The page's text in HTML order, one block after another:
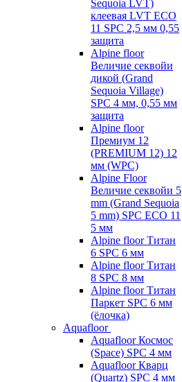
Sequoia LVT)
клеевая LVT ECO
11 SPC 2,5 мм 0,55
защита
Alpine floor
Величие секвойи
дикой (Grand
Sequoia Village)
SPC 4 мм, 0,55 мм
защита
Alpine floor
Премиум 12
(PREMIUM 12) 12
мм (WPC)
Alpine Floor
Величие секвойи 5
mm (Grand Sequoia
5 mm) SPC ECO 11
5 мм
Alpine floor Титан
6 SPC 6 мм
Alpine floor Титан
8 SPC 8 мм
Alpine floor Титан
Паркет SPC 6 мм
(ёлочка)
Aquafloor
Aquafloor Космос
(Space) SPC 4 мм
Aquafloor Кварц
(Quartz) SPC 4 мм